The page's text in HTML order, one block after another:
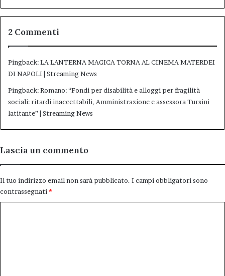
2 Commenti
Pingback:LA LANTERNA MAGICA TORNA AL CINEMA MATERDEI
DI NAPOLI | Streaming News
Pingback:Romano: “Fondi per disabilità e alloggi per fragilità
sociali: ritardi inaccettabili, Amministrazione e assessora Tursini
latitante” | Streaming News
Lascia un commento
Il tuo indirizzo email non sarà pubblicato. I campi obbligatori sono
contrassegnati *